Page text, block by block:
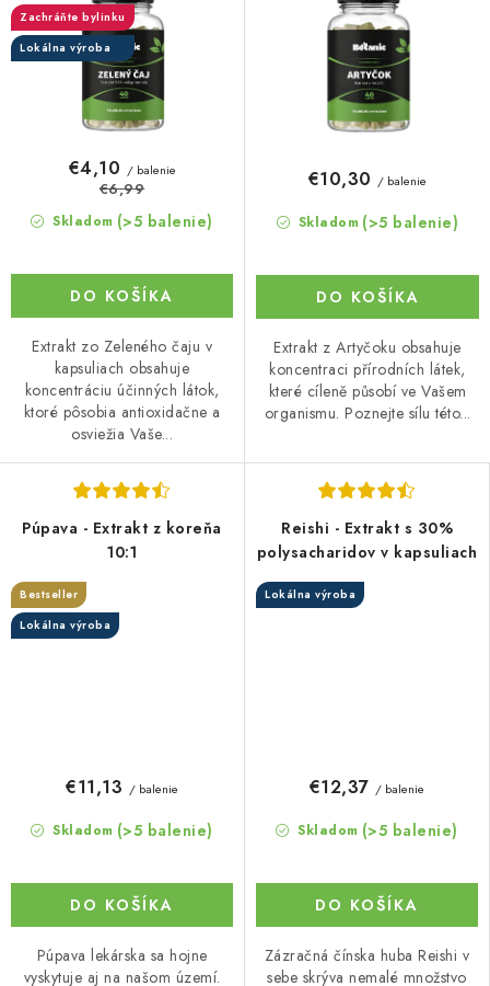
Zachráňte bylinku
Lokálna výroba
Skladom (>5 balenie)
€4,10 / balenie
€6,99
DO KOŠÍKA
Extrakt zo Zeleného čaju v
kapsuliach obsahuje
koncentráciu účinných látok,
ktoré pôsobia antioxidačne a
osviežia Vaše...
Skladom (>5 balenie)
€10,30 / balenie
DO KOŠÍKA
Extrakt z Artyčoku obsahuje
koncentraci přírodních látek,
které cíleně působí ve Vašem
organismu. Poznejte sílu této...
Púpava - Extrakt z koreňa
10:1
Bestseller
Lokálna výroba
Skladom (>5 balenie)
€11,13 / balenie
DO KOŠÍKA
Púpava lekárska sa hojne
vyskytuje aj na našom území.
Reishi - Extrakt s 30%
polysacharidov v kapsuliach
Lokálna výroba
Skladom (>5 balenie)
€12,37 / balenie
DO KOŠÍKA
Zázračná čínska huba Reishi v
sebe skrýva nemalé množstvo